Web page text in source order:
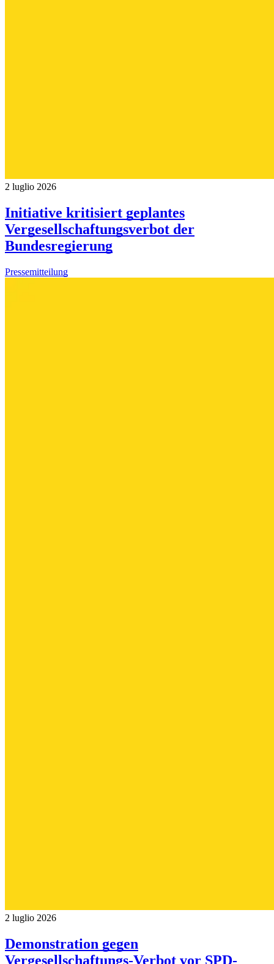
2 luglio 2026
Initiative kritisiert geplantes
Vergesellschaftungsverbot der
Bundesregierung
Pressemitteilung
2 luglio 2026
Demonstration gegen
Vergesellschaftungs-Verbot vor SPD-